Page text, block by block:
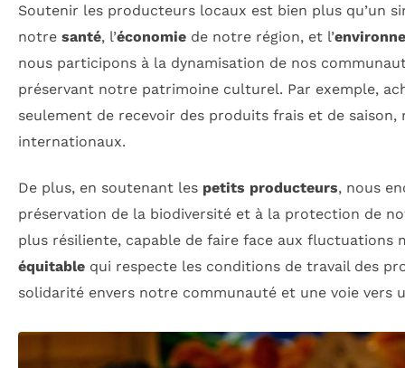
Soutenir les producteurs locaux est bien plus qu’un
notre santé, l’économie de notre région, et l’
nous participons à la dynamisation de nos
préservant notre patrimoine culturel. Par exemple,
seulement de recevoir des produits frais et de
internationaux.
De plus, en soutenant les petits producteurs, nous
préservation de la biodiversité et à la protection de
plus résiliente, capable de faire face aux
équitable qui respecte les conditions de travail des
solidarité envers notre communauté et une voie vers